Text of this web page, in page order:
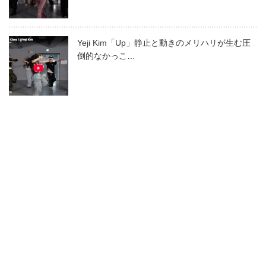
Yeji Kim「Up」静止と動きのメリハリが生む圧
倒的なかっこ…